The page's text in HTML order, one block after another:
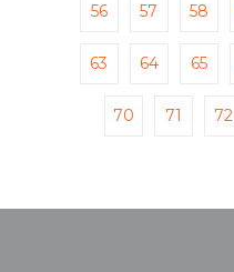
56 57 58
63 64 65
70 71 72